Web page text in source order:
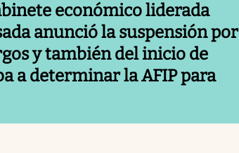
económico liderada
anunció la suspensión por
y también del inicio de
a determinar la AFIP para